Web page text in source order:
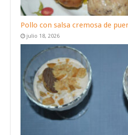
Pollo con salsa cremosa de
julio 18, 2026